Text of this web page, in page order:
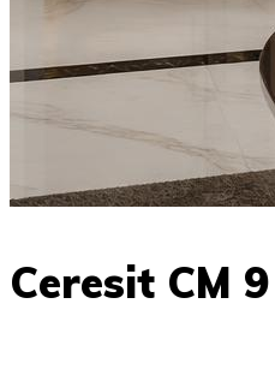
Ceresit CM 9